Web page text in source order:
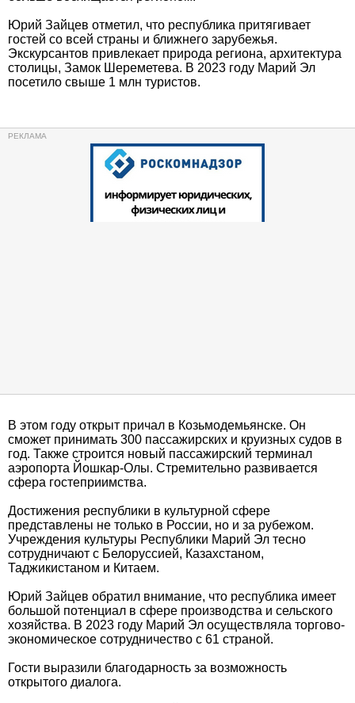
Юрий Зайцев отметил, что республика притягивает
гостей со всей страны и ближнего зарубежья.
Экскурсантов привлекает природа региона, архитектура
столицы, Замок Шереметева. В 2023 году Марий Эл
посетило свыше 1 млн туристов.
В этом году открыт причал в Козьмодемьянске. Он
сможет принимать 300 пассажирских и круизных судов в
год. Также строится новый пассажирский терминал
аэропорта Йошкар-Олы. Стремительно развивается
сфера гостеприимства.
Достижения республики в культурной сфере
представлены не только в России, но и за рубежом.
Учреждения культуры Республики Марий Эл тесно
сотрудничают с Белоруссией, Казахстаном,
Таджикистаном и Китаем.
Юрий Зайцев обратил внимание, что республика имеет
большой потенциал в сфере производства и сельского
хозяйства. В 2023 году Марий Эл осуществляла торгово-
экономическое сотрудничество с 61 страной.
Гости выразили благодарность за возможность
открытого диалога.